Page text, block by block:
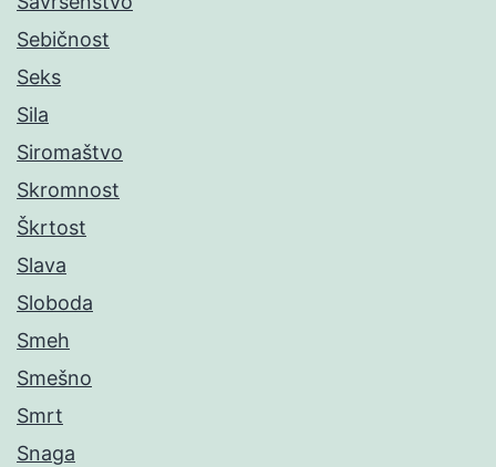
Sebičnost
Seks
Sila
Siromaštvo
Skromnost
Škrtost
Slava
Sloboda
Smeh
Smešno
Smrt
Snaga